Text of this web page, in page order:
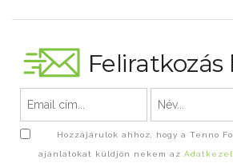
Hozzájárulok ahhoz, hogy a Tenno
ajánlatokat küldjön nekem az